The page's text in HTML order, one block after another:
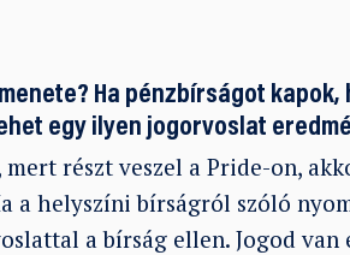
Ha pénzbírságot kapok,
egy ilyen jogorvoslat
részt veszel a Pride-on,
a helyszíni bírságról szóló
a bírság ellen. Jogod